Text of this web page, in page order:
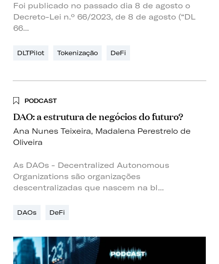
Foi publicado no passado dia 8 de agosto o
Decreto-Lei n.º 66/2023, de 8 de agosto (“DL
66...
DLTPilot Tokenização DeFi
PODCAST
DAO: a estrutura de negócios do futuro?
Ana Nunes Teixeira, Madalena Perestrelo de
Oliveira
As DAOs - Decentralized Autonomous
Organizations são organizações
descentralizadas que nascem na bl...
DAOs DeFi